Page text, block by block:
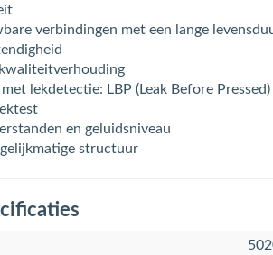
verbindingen met een lange
lekdetectie: LBP (Leak Before Pressed)
en geluidsniveau
structuur